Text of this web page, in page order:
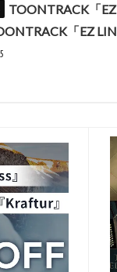
TOONTRACK「
「EZ